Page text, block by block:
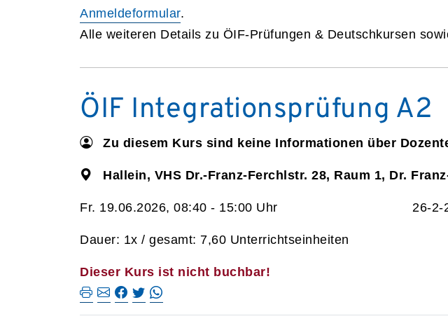
Anmeldeformular.
Alle weiteren Details zu ÖIF-Prüfungen & Deutschkursen
ÖIF Integrationsprüfung A2
Zu diesem Kurs sind keine Informationen über
Hallein, VHS Dr.-Franz-Ferchlstr. 28, Raum 1, Dr.
Fr. 19.06.2026, 08:40 - 15:00 Uhr 26-2-
Dauer: 1x / gesamt: 7,60 Unterrichtseinheiten
Dieser Kurs ist nicht buchbar!